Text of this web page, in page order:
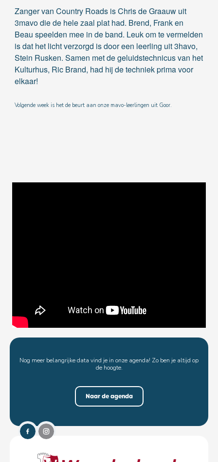
Zanger van Country Roads is Chris de Graauw uit
3mavo die de hele zaal plat had. Brend, Frank en
Beau speelden mee in de band. Leuk om te vermelden
is dat het licht verzorgd is door een leerling uit 3havo,
Stein Rusken. Samen met de geluidstechnicus van het
Kulturhus, Ric Brand, had hij de techniek prima voor
elkaar!
Volgende week is het de beurt aan onze mavo-leerlingen uit Goor.
Nog meer belangrijke data vind je in onze agenda! Zo ben je altijd op
de hoogte.
Naar de agenda